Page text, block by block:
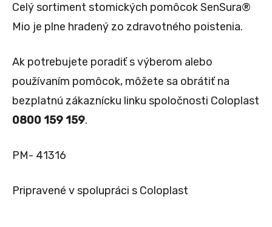
Celý sortiment stomických pomôcok SenSura®
Mio je plne hradený zo zdravotného poistenia.
Ak potrebujete poradiť s výberom alebo
používaním pomôcok, môžete sa obrátiť na
bezplatnú zákaznícku linku spoločnosti Coloplast
0800 159 159.
PM- 41316
Pripravené v spolupráci s Coloplast